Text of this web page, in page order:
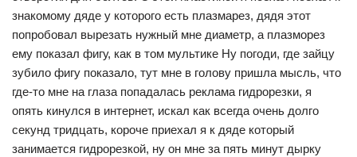
знакомому дяде у которого есть плазмарез, дядя этот
попробовал вырезать нужный мне диаметр, а плазморез
ему показал фигу, как в том мультике Ну погоди, где зайцу
зубило фигу показало, тут мне в голову пришла мысль, что
где-то мне на глаза попадалась реклама гидрорезки, я
опять кинулся в интернет, искал как всегда очень долго
секунд тридцать, короче приехал я к дяде который
занимается гидрорезкой, ну он мне за пять минут дырку